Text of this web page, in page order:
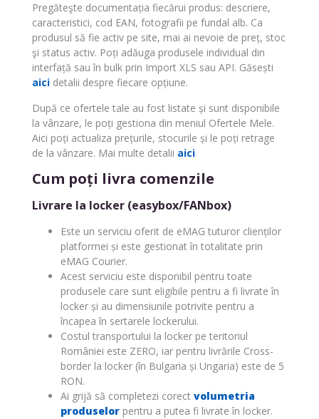
Pregăteşte documentația fiecărui produs: descriere,
caracteristici, cod EAN, fotografii pe fundal alb. Ca
produsul să fie activ pe site, mai ai nevoie de preț, stoc
şi status activ. Poți adăuga produsele individual din
interfață sau în bulk prin Import XLS sau API. Găsești
aici detalii despre fiecare opțiune.
După ce ofertele tale au fost listate și sunt disponibile
la vânzare, le poți gestiona din meniul Ofertele Mele.
Aici poți actualiza prețurile, stocurile și le poți retrage
de la vânzare. Mai multe detalii aici
Cum poți livra comenzile
Livrare la locker (easybox/FANbox)
Este un serviciu oferit de eMAG tuturor clienților
platformei și este gestionat în totalitate prin
eMAG Courier.
Acest serviciu este disponibil pentru toate
produsele care sunt eligibile pentru a fi livrate în
locker și au dimensiunile potrivite pentru a
încapea în sertarele lockerului.
Costul transportului la locker pe teritoriul
României este ZERO, iar pentru livrările Cross-
border la locker (în Bulgaria și Ungaria) este de 5
RON.
Ai grijă să completezi corect volumetria
produselor pentru a putea fi livrate în locker.